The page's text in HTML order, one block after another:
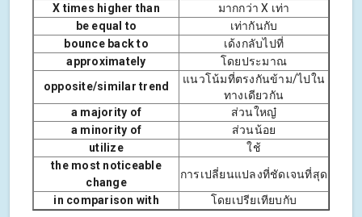
X times higher than
มากกว่า X เท่า
be equal to
เท่ากันกับ
bounce back to
เด้งกลับไปที่
approximately
โดยประมาณ
opposite/similar trend
แนวโน้มที่ตรงกันข้าม/ไปใน
ทางเดียวกัน
a majority of
ส่วนใหญ๋
a minority of
ส่วนน้อย
utilize
ใช้
the most noticeable
change
การเปลี่ยนแปลงที่ชัดเจนที่สุด
in comparison with
โดยเปรียเทียบกับ